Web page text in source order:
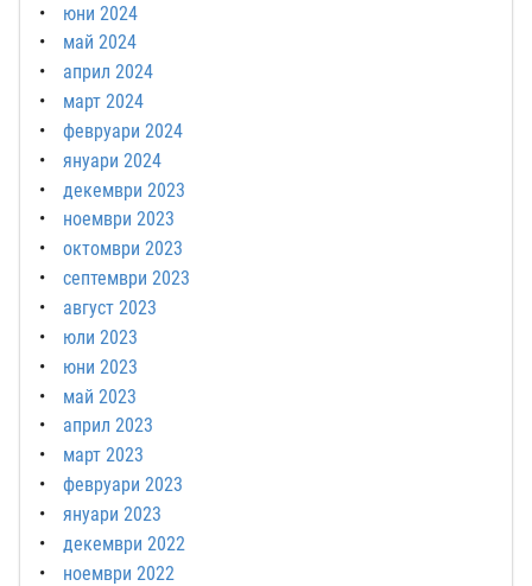
юни 2024
май 2024
април 2024
март 2024
февруари 2024
януари 2024
декември 2023
ноември 2023
октомври 2023
септември 2023
август 2023
юли 2023
юни 2023
май 2023
април 2023
март 2023
февруари 2023
януари 2023
декември 2022
ноември 2022